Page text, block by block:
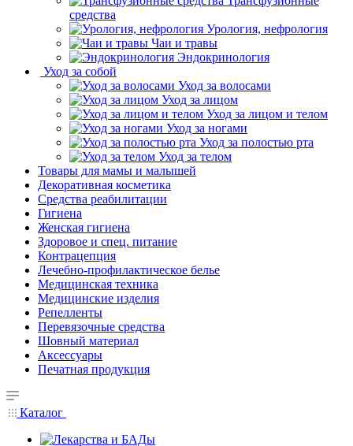
средства
Урология, нефрология
Чаи и травы
Эндокринология
Уход за собой
Уход за волосами
Уход за лицом
Уход за лицом и телом
Уход за ногами
Уход за полостью рта
Уход за телом
Товары для мамы и малышей
Декоративная косметика
Средства реабилитации
Гигиена
Женская гигиена
Здоровое и спец. питание
Контрацепция
Лечебно-профилактическое белье
Медицинская техника
Медицинские изделия
Репелленты
Перевязочные средства
Шовный материал
Аксессуары
Печатная продукция
Каталог